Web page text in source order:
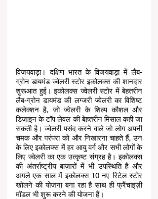
विजयवाड़ा। दक्षिण भारत के विजयवाड़ा में लैब-
ग्रोन डायमंड ज्वेलरी स्टोर इकोलक्स की शानदार
शुरूआत हुई। इकोलक्स ज्वेलरी स्टोर में बेहतरीन
लैब-ग्रोन डायमंड की लग्जरी ज्वेलरी का विशिष्ट
कलेक्शन है, जो ज्वेलरी के शिल्प कौशल और
डिज़ाइन के टॉप लेवल की बेहतरीन मिसाल कही जा
सकती है। ज्वेलरी पसंद करने वाले जो लोग अपनी
चमक और परंपरा को और निखारना चाहते हैं, उन
के लिए इकोलक्स में हर आयु वर्ग और सभी लोगों के
लिए ज्वेलरी का एक उत्कृष्ट संग्रह है। इकोलक्स
की अंतर्राष्ट्रीय बाज़ारों में भी उपस्थिति है और
अगले एक साल में इकोलक्स 10 नए रिटेल स्टोर
खोलने की योजना बना रहा है साथ ही फ्रैंचाइज़ी
मॉडल भी शुरू करने की योजना हैं।